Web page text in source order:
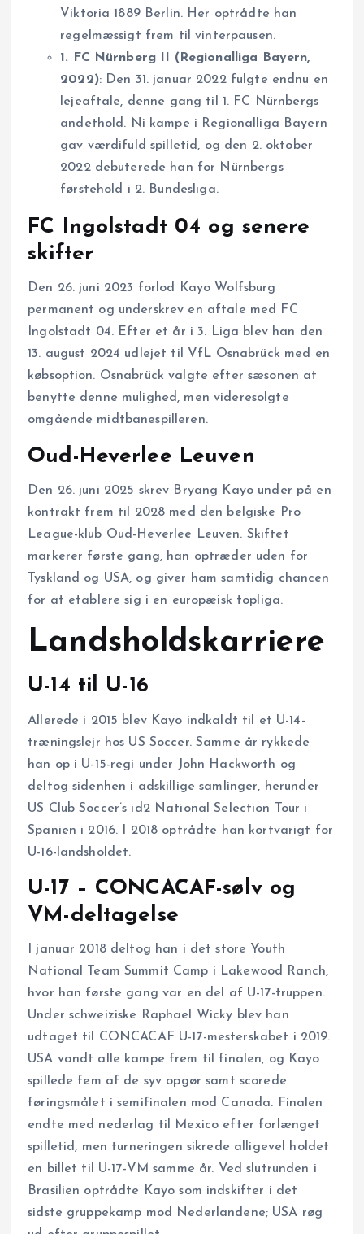
Viktoria 1889 Berlin. Her optrådte han
regelmæssigt frem til vinterpausen.
1. FC Nürnberg II (Regionalliga Bayern,
2022): Den 31. januar 2022 fulgte endnu en
lejeaftale, denne gang til 1. FC Nürnbergs
andethold. Ni kampe i Regionalliga Bayern
gav værdifuld spilletid, og den 2. oktober
2022 debuterede han for Nürnbergs
førstehold i 2. Bundesliga.
FC Ingolstadt 04 og senere
skifter
Den 26. juni 2023 forlod Kayo Wolfsburg
permanent og underskrev en aftale med FC
Ingolstadt 04. Efter et år i 3. Liga blev han den
13. august 2024 udlejet til VfL Osnabrück med en
købsoption. Osnabrück valgte efter sæsonen at
benytte denne mulighed, men videresolgte
omgående midtbanespilleren.
Oud-Heverlee Leuven
Den 26. juni 2025 skrev Bryang Kayo under på en
kontrakt frem til 2028 med den belgiske Pro
League-klub Oud-Heverlee Leuven. Skiftet
markerer første gang, han optræder uden for
Tyskland og USA, og giver ham samtidig chancen
for at etablere sig i en europæisk topliga.
Landsholdskarriere
U-14 til U-16
Allerede i 2015 blev Kayo indkaldt til et U-14-
træningslejr hos US Soccer. Samme år rykkede
han op i U-15-regi under John Hackworth og
deltog sidenhen i adskillige samlinger, herunder
US Club Soccer’s id2 National Selection Tour i
Spanien i 2016. I 2018 optrådte han kortvarigt for
U-16-landsholdet.
U-17 – CONCACAF-sølv og
VM-deltagelse
I januar 2018 deltog han i det store Youth
National Team Summit Camp i Lakewood Ranch,
hvor han første gang var en del af U-17-truppen.
Under schweiziske Raphael Wicky blev han
udtaget til CONCACAF U-17-mesterskabet i 2019.
USA vandt alle kampe frem til finalen, og Kayo
spillede fem af de syv opgør samt scorede
føringsmålet i semifinalen mod Canada. Finalen
endte med nederlag til Mexico efter forlænget
spilletid, men turneringen sikrede alligevel holdet
en billet til U-17-VM samme år. Ved slutrunden i
Brasilien optrådte Kayo som indskifter i det
sidste gruppekamp mod Nederlandene; USA røg